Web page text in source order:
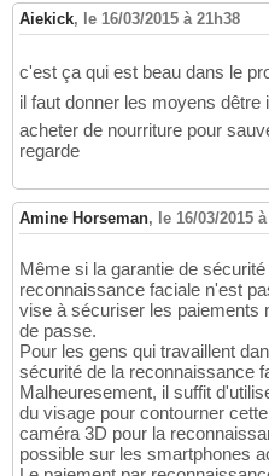
Aiekick, le 16/03/2015 à 21h38
c'est ça qui est beau dans le
il faut donner les moyens
acheter de nourriture pour
regarde
Amine Horseman, le 16/03/2015
Même si la garantie de
reconnaissance faciale n'est
vise à sécuriser les paiements
de passe.
Pour les gens qui travaillent
sécurité de la reconnaissance
Malheuresement, il suffit
du visage pour contourner
caméra 3D pour la
possible sur les smartphones